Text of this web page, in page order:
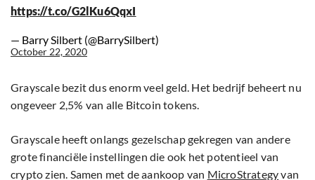
https://t.co/G2lKu6QqxI
— Barry Silbert (@BarrySilbert)
October 22, 2020
Grayscale bezit dus enorm veel geld. Het bedrijf beheert nu
ongeveer 2,5% van alle Bitcoin tokens.
Grayscale heeft onlangs gezelschap gekregen van andere
grote financiële instellingen die ook het potentieel van
crypto zien. Samen met de aankoop van MicroStrategyvan